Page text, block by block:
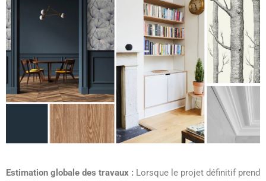
Estimation globale des travaux : Lorsque le projet définitif prend